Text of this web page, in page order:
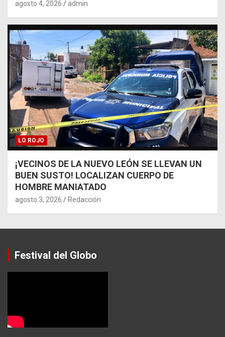
agosto 4, 2026 admin
LO ROJO
¡VECINOS DE LA NUEVO LEÓN SE LLEVAN UN
BUEN SUSTO! LOCALIZAN CUERPO DE
HOMBRE MANIATADO
agosto 3, 2026 Redacción
Festival del Globo